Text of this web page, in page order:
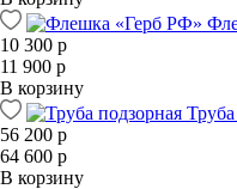
10 300 р
11 900 р
В корзину
56 200 р
64 600 р
В корзину